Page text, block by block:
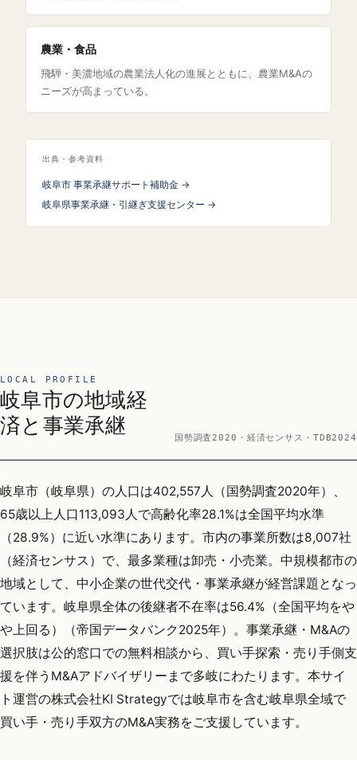
農業・食品
飛騨・美濃地域の農業法人化の進展とともに、農業M&Aの
ニーズが高まっている。
出典・参考資料
岐阜市 事業承継サポート補助金 →
岐阜県事業承継・引継ぎ支援センター →
LOCAL PROFILE
岐阜市の地域経
済と事業承継
国勢調査2020・経済センサス・TDB2024
岐阜市（岐阜県）の人口は402,557人（国勢調査2020年）、
65歳以上人口113,093人で高齢化率28.1%は全国平均水準
（28.9%）に近い水準にあります。市内の事業所数は8,007社
（経済センサス）で、最多業種は卸売・小売業。中規模都市の
地域として、中小企業の世代交代・事業承継が経営課題となっ
ています。岐阜県全体の後継者不在率は56.4%（全国平均をや
や上回る）（帝国データバンク2025年）。事業承継・M&Aの
選択肢は公的窓口での無料相談から、買い手探索・売り手側支
援を伴うM&Aアドバイザリーまで多岐にわたります。本サイ
ト運営の株式会社KI Strategyでは岐阜市を含む岐阜県全域で
買い手・売り手双方のM&A実務をご支援しています。